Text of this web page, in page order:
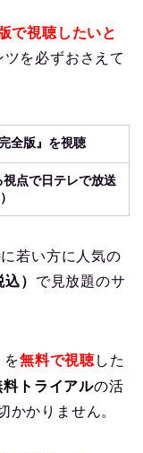
で視聴したいと
を必ずおさえて
全版』を視聴
点で日テレで放送
若い方に人気の
） で見放題のサ
を無料で視聴した
料トライアルの活
かかりません。